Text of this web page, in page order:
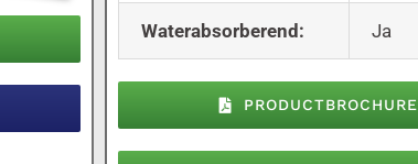
Waterabsorberend: Ja
PRODUCTBROCHURE